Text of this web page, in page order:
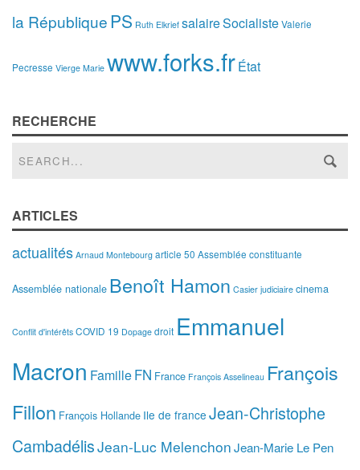
la République PS Ruth Elkrief salaireSocialisteValerie
Pecresse Vierge Marie www.forks.frÉtat
RECHERCHE
ARTICLES
actualités Arnaud Montebourg article 50 Assemblée constituante
Assemblée nationale Benoît Hamon Casier judiciaire cinema
Conflit d'intérêts COVID 19 Dopage droit Emmanuel
Macron FamilleFN France François Asselineau François
Fillon François Hollande Ile de france Jean-Christophe
CambadélisJean-Luc MelenchonJean-Marie Le Pen